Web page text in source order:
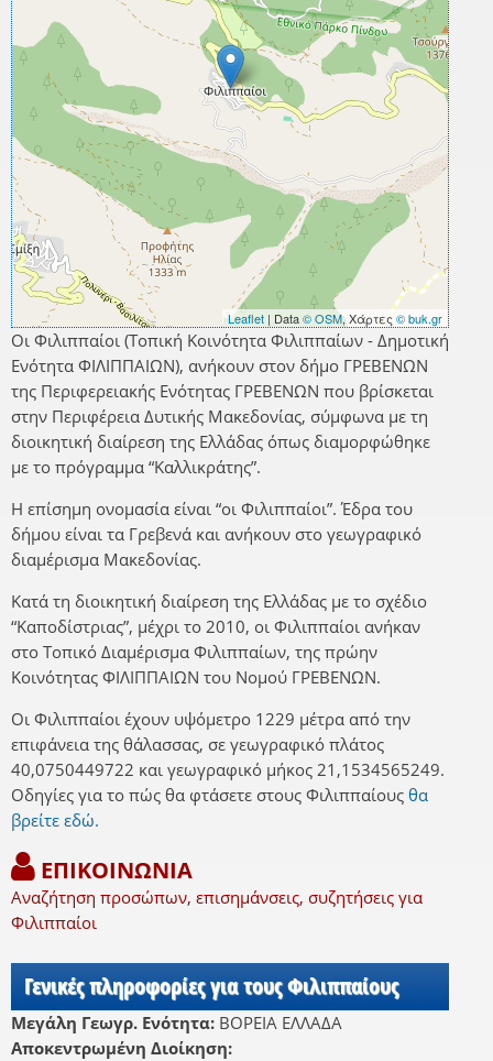
Leaflet | Data© OSM, Χάρτες© buk.gr
Οι Φιλιππαίοι (Τοπική Κοινότητα Φιλιππαίων - Δημοτική
Ενότητα ΦΙΛΙΠΠΑΙΩΝ), ανήκουν στον δήμο ΓΡΕΒΕΝΩΝ
της Περιφερειακής Ενότητας ΓΡΕΒΕΝΩΝ που βρίσκεται
στην Περιφέρεια Δυτικής Μακεδονίας, σύμφωνα με τη
διοικητική διαίρεση της Ελλάδας όπως διαμορφώθηκε
με το πρόγραμμα “Καλλικράτης”.
Η επίσημη ονομασία είναι “οι Φιλιππαίοι”. Έδρα του
δήμου είναι τα Γρεβενά και ανήκουν στο γεωγραφικό
διαμέρισμα Μακεδονίας.
Κατά τη διοικητική διαίρεση της Ελλάδας με το σχέδιο
“Καποδίστριας”, μέχρι το 2010, οι Φιλιππαίοι ανήκαν
στο Τοπικό Διαμέρισμα Φιλιππαίων, της πρώην
Κοινότητας ΦΙΛΙΠΠΑΙΩΝ του Νομού ΓΡΕΒΕΝΩΝ.
Οι Φιλιππαίοι έχουν υψόμετρο 1229 μέτρα από την
επιφάνεια της θάλασσας, σε γεωγραφικό πλάτος
40,0750449722 και γεωγραφικό μήκος 21,1534565249.
Οδηγίες για το πώς θα φτάσετε στους Φιλιππαίους θα
βρείτε εδώ.
ΕΠΙΚΟΙΝΩΝΙΑ
Αναζήτηση προσώπων, επισημάνσεις, συζητήσεις για
Φιλιππαίοι
Γενικές πληροφορίες για τους Φιλιππαίους
Μεγάλη Γεωγρ. Ενότητα: ΒΟΡΕΙΑ ΕΛΛΑΔΑ
Αποκεντρωμένη Διοίκηση: